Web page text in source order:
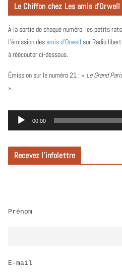
Le Chiffon chez Les amis d’Orwell
À la sortie de chaque numéro, les petits
l’émission des amis d’Orwell sur Radio
à réécouter ci-dessous.
Émission sur le numéro 21 : « Le Grand
».
e
c
t
r
i
00:00
Recevez l’infolettre
Prénom
E-mail